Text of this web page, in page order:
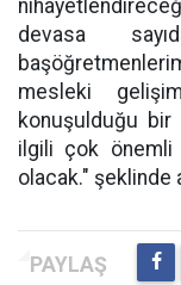
devasa
mesleki
konuşulduğu
ilgili çok önemli
olacak." şeklinde